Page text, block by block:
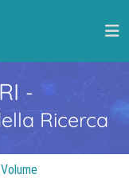
-
Ricerca